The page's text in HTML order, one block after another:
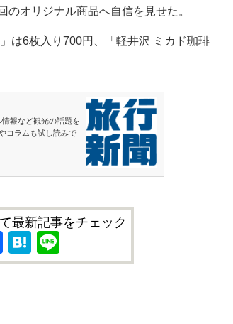
のオリジナル商品へ自信を見せた。
は6枚入り700円、「軽井沢 ミカド珈琲
報など観光の話題を
コラムも試し読みで
最新記事をチェック
Facebook
Hatena